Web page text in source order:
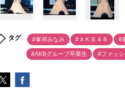
タグ #峯岸みなみ #ＡＫＢ４８ #
#AKBグループ卒業生 #ファッ